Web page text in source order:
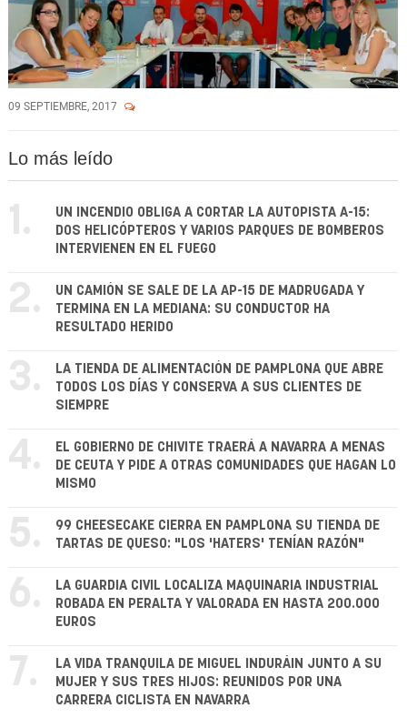
09 SEPTIEMBRE, 2017
Lo más leído
1.
UN INCENDIO OBLIGA A CORTAR LA AUTOPISTA A-15:
DOS HELICÓPTEROS Y VARIOS PARQUES DE BOMBEROS
INTERVIENEN EN EL FUEGO
2.
UN CAMIÓN SE SALE DE LA AP-15 DE MADRUGADA Y
TERMINA EN LA MEDIANA: SU CONDUCTOR HA
RESULTADO HERIDO
3.
LA TIENDA DE ALIMENTACIÓN DE PAMPLONA QUE ABRE
TODOS LOS DÍAS Y CONSERVA A SUS CLIENTES DE
SIEMPRE
4.
EL GOBIERNO DE CHIVITE TRAERÁ A NAVARRA A MENAS
DE CEUTA Y PIDE A OTRAS COMUNIDADES QUE HAGAN LO
MISMO
5.
99 CHEESECAKE CIERRA EN PAMPLONA SU TIENDA DE
TARTAS DE QUESO: "LOS 'HATERS' TENÍAN RAZÓN"
6.
LA GUARDIA CIVIL LOCALIZA MAQUINARIA INDUSTRIAL
ROBADA EN PERALTA Y VALORADA EN HASTA 200.000
EUROS
7.
LA VIDA TRANQUILA DE MIGUEL INDURÁIN JUNTO A SU
MUJER Y SUS TRES HIJOS: REUNIDOS POR UNA
CARRERA CICLISTA EN NAVARRA